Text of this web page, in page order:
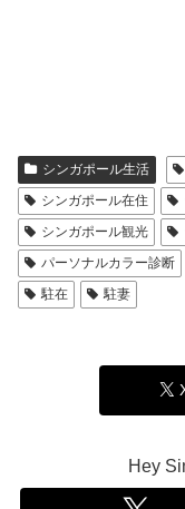
シンガポール生活
シンガポール在住
シンガポール観光
パーソナルカラー診断
駐在
駐妻
Hey